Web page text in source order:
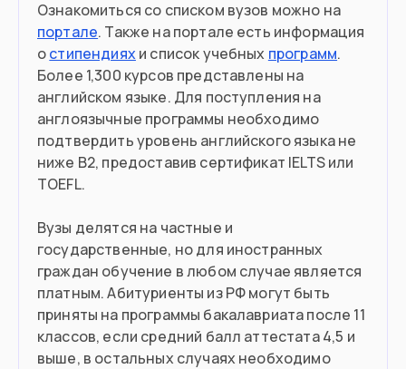
Ознакомиться со списком вузов можно на
портале. Также на портале есть информация
остипендияхи список учебных программ.
Более 1,300 курсов представлены на
английском языке. Для поступления на
англоязычные программы необходимо
подтвердить уровень английского языка не
ниже B2, предоставив сертификат IELTS или
TOEFL.
Вузы делятся на частные и
государственные, но для иностранных
граждан обучение в любом случае является
платным. Абитуриенты из РФ могут быть
приняты на программы бакалавриата после 11
классов, если средний балл аттестата 4,5 и
выше, в остальных случаях необходимо